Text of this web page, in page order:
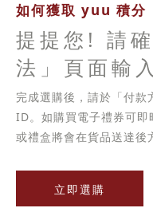
如何獲取 yuu 積分
提提您! 請
法」頁面輸
完成選購後，請於「付
ID。如購買電子禮券可
或禮盒將會在貨品送達後
立即選購